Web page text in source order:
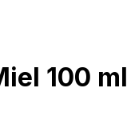
100 ml